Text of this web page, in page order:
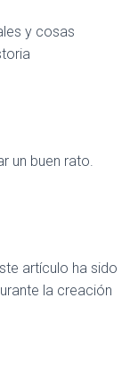
y cosas
un buen rato.
artículo ha sido
la creación